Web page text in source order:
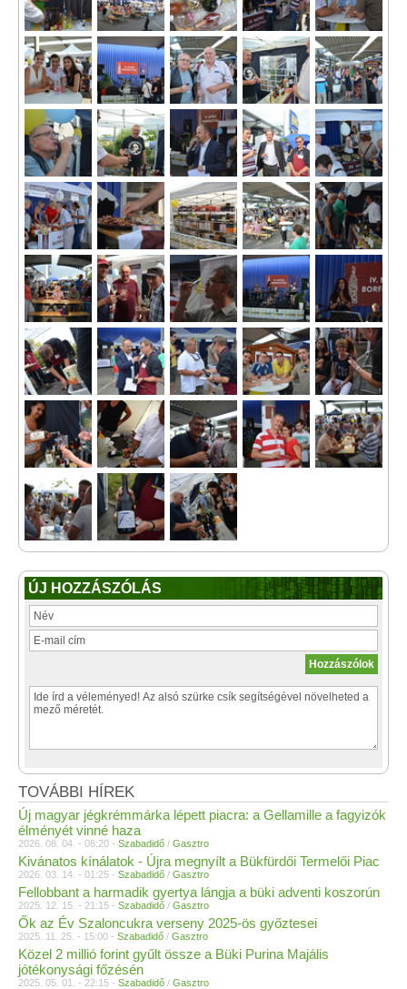
ÚJ HOZZÁSZÓLÁS
TOVÁBBI HÍREK
Új magyar jégkrémmárka lépett piacra: a Gellamille a fagyizók
élményét vinné haza
2026. 08. 04. - 08:20 - Szabadidő / Gasztro
Kivánatos kínálatok - Újra megnyílt a Bükfürdői Termelői Piac
2026. 03. 14. - 01:25 - Szabadidő / Gasztro
Fellobbant a harmadik gyertya lángja a büki adventi koszorún
2025. 12. 15. - 21:15 - Szabadidő / Gasztro
Ők az Év Szaloncukra verseny 2025-ös győztesei
2025. 11. 25. - 15:00 - Szabadidő / Gasztro
Közel 2 millió forint gyűlt össze a Büki Purina Majális
jótékonysági főzésén
2025. 05. 01. - 22:15 - Szabadidő / Gasztro